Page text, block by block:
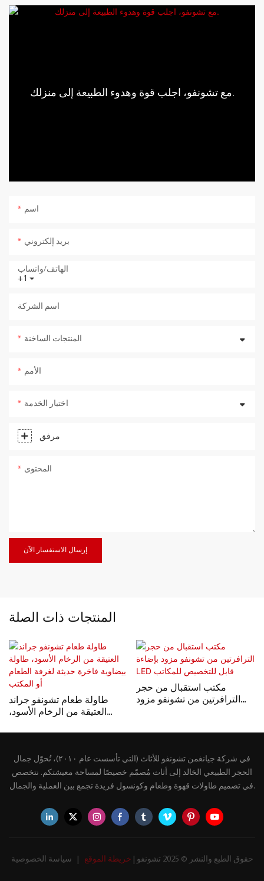
مع تشونفو، اجلب قوة وهدوء الطبيعة إلى منزلك.
اسم
بريد إلكتروني
+1
الهاتف/واتساب
اسم الشركة
المنتجات الساخنة
الأمم
اختيار الخدمة
مرفق
المحتوى
إرسال الاستفسار الآن
المنتجات ذات الصلة
طاولة طعام تشونفو جراند
العتيقة من الرخام الأسود،
مكتب استقبال من حجر
الترافرتين من تشونفو مزود
في شركة جيانغمن تشونفو للأثاث (التي تأسست عام ٢٠١٠)، نُحوّل جمال
الحجر الطبيعي الخالد إلى أثاث مُصمّم خصيصًا لمساحة معيشتكم. نتخصص
في تصميم طاولات قهوة وطعام وكونسول فريدة تجمع بين العملية والجمال.
حقوق الطبع والنشر © 2025 تشونفو | خريطة الموقع سياسة الخصوصية